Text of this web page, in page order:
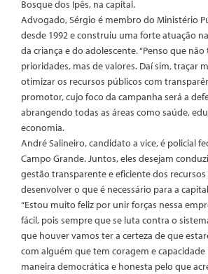
Bosque dos Ipês, na capital.
Advogado, Sérgio é membro do Ministério
desde 1992 e construiu uma forte atuação
da criança e do adolescente. “Penso que
prioridades, mas de valores. Daí sim, traçar
otimizar os recursos públicos com
promotor, cujo foco da campanha será a
abrangendo todas as áreas como saúde,
economia.
André Salineiro, candidato a vice, é policial
Campo Grande. Juntos, eles desejam
gestão transparente e eficiente dos
desenvolver o que é necessário para a
“Estou muito feliz por unir forças nessa
fácil, pois sempre que se luta contra o
que houver vamos ter a certeza de que
com alguém que tem coragem e
maneira democrática e honesta pelo que